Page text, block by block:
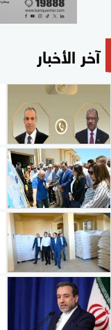
آخر الأخبار